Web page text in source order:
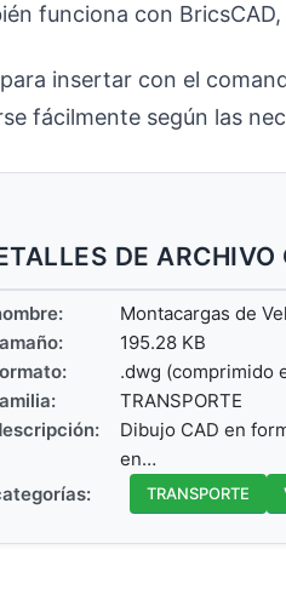
funciona con
insertar con el
fácilmente según las
DE ARCHIVO
Montacargas de
195.28 KB
.dwg (comprimido
TRANSPORTE
Dibujo CAD en
en…
TRANSPORTE